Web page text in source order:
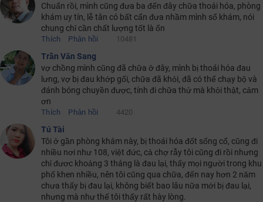
Chuẩn rồi, mình cũng đưa ba đến đây chữa thoái hóa, phòng
khám uy tín, lễ tân có bất cẩn đưa nhầm mình sổ khám, nói
chung chỉ cần chất lượng tốt là ổn
Thích Phản hồi 10481
Trần Văn Sang
vợ chồng mình cũng đã chữa ở đây, mình bị thoái hóa đau
lưng, vợ bị đau khớp gối, chữa đã khỏi, đã có thể chạy bộ và
đánh bóng chuyền được, tính đi chữa thử mà khỏi thật, cảm
ơn
Thích Phản hồi 4420
Tú Tài
Tôi ở gần phòng khám này, bị thoái hóa đốt sống cổ, cũng đi
nhiều nơi như 108, việt đức, cả chợ rẫy tôi cũng đi rồi nhưng
chỉ đươc khoảng 3 tháng là đau lại, thấy mọi người trong khu
phố khen nhiều, nên tôi cũng qua chữa, đến nay hơn 2 năm
chưa thấy bị đau lại, không biết bao lâu nữa mới bị đau lại,
nhưng mà như thế tôi thấy rất hày lòng.